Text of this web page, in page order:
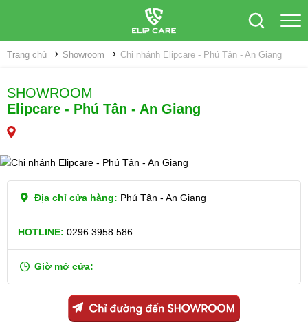
Trang chủ Showroom Chi nhánh Elipcare - Phú Tân - An Giang
SHOWROOM
Elipcare - Phú Tân - An Giang
Địa chỉ cửa hàng: Phú Tân - An Giang
HOTLINE: 0296 3958 586
Giờ mở cửa: